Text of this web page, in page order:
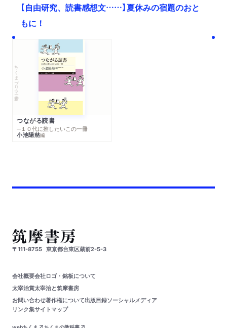
【自由研究、読書感想文……】夏休みの宿題のおと
もに！
ちくまプリマー新書
つながる読書
─１０代に推したいこの一冊
小池陽慈編
〒111-8755 東京都台東区蔵前2-5-3
会社概要会社ロゴ・銘板について
太宰治賞太宰治と筑摩書房
お問い合わせ著作権について出版目録ソーシャルメディア
リンク集サイトマップ